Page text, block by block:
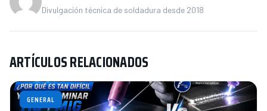
Divulgación técnica de soldadura desde 2018
ARTÍCULOS RELACIONADOS
GENERAL